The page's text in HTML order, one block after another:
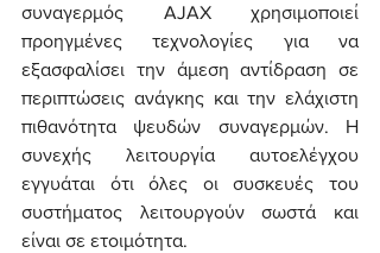
συναγερμός AJAX χρησιμοποιεί
προηγμένες τεχνολογίες για να
εξασφαλίσει την άμεση αντίδραση σε
περιπτώσεις ανάγκης και την ελάχιστη
πιθανότητα ψευδών συναγερμών. Η
συνεχής λειτουργία αυτοελέγχου
εγγυάται ότι όλες οι συσκευές του
συστήματος λειτουργούν σωστά και
είναι σε ετοιμότητα.